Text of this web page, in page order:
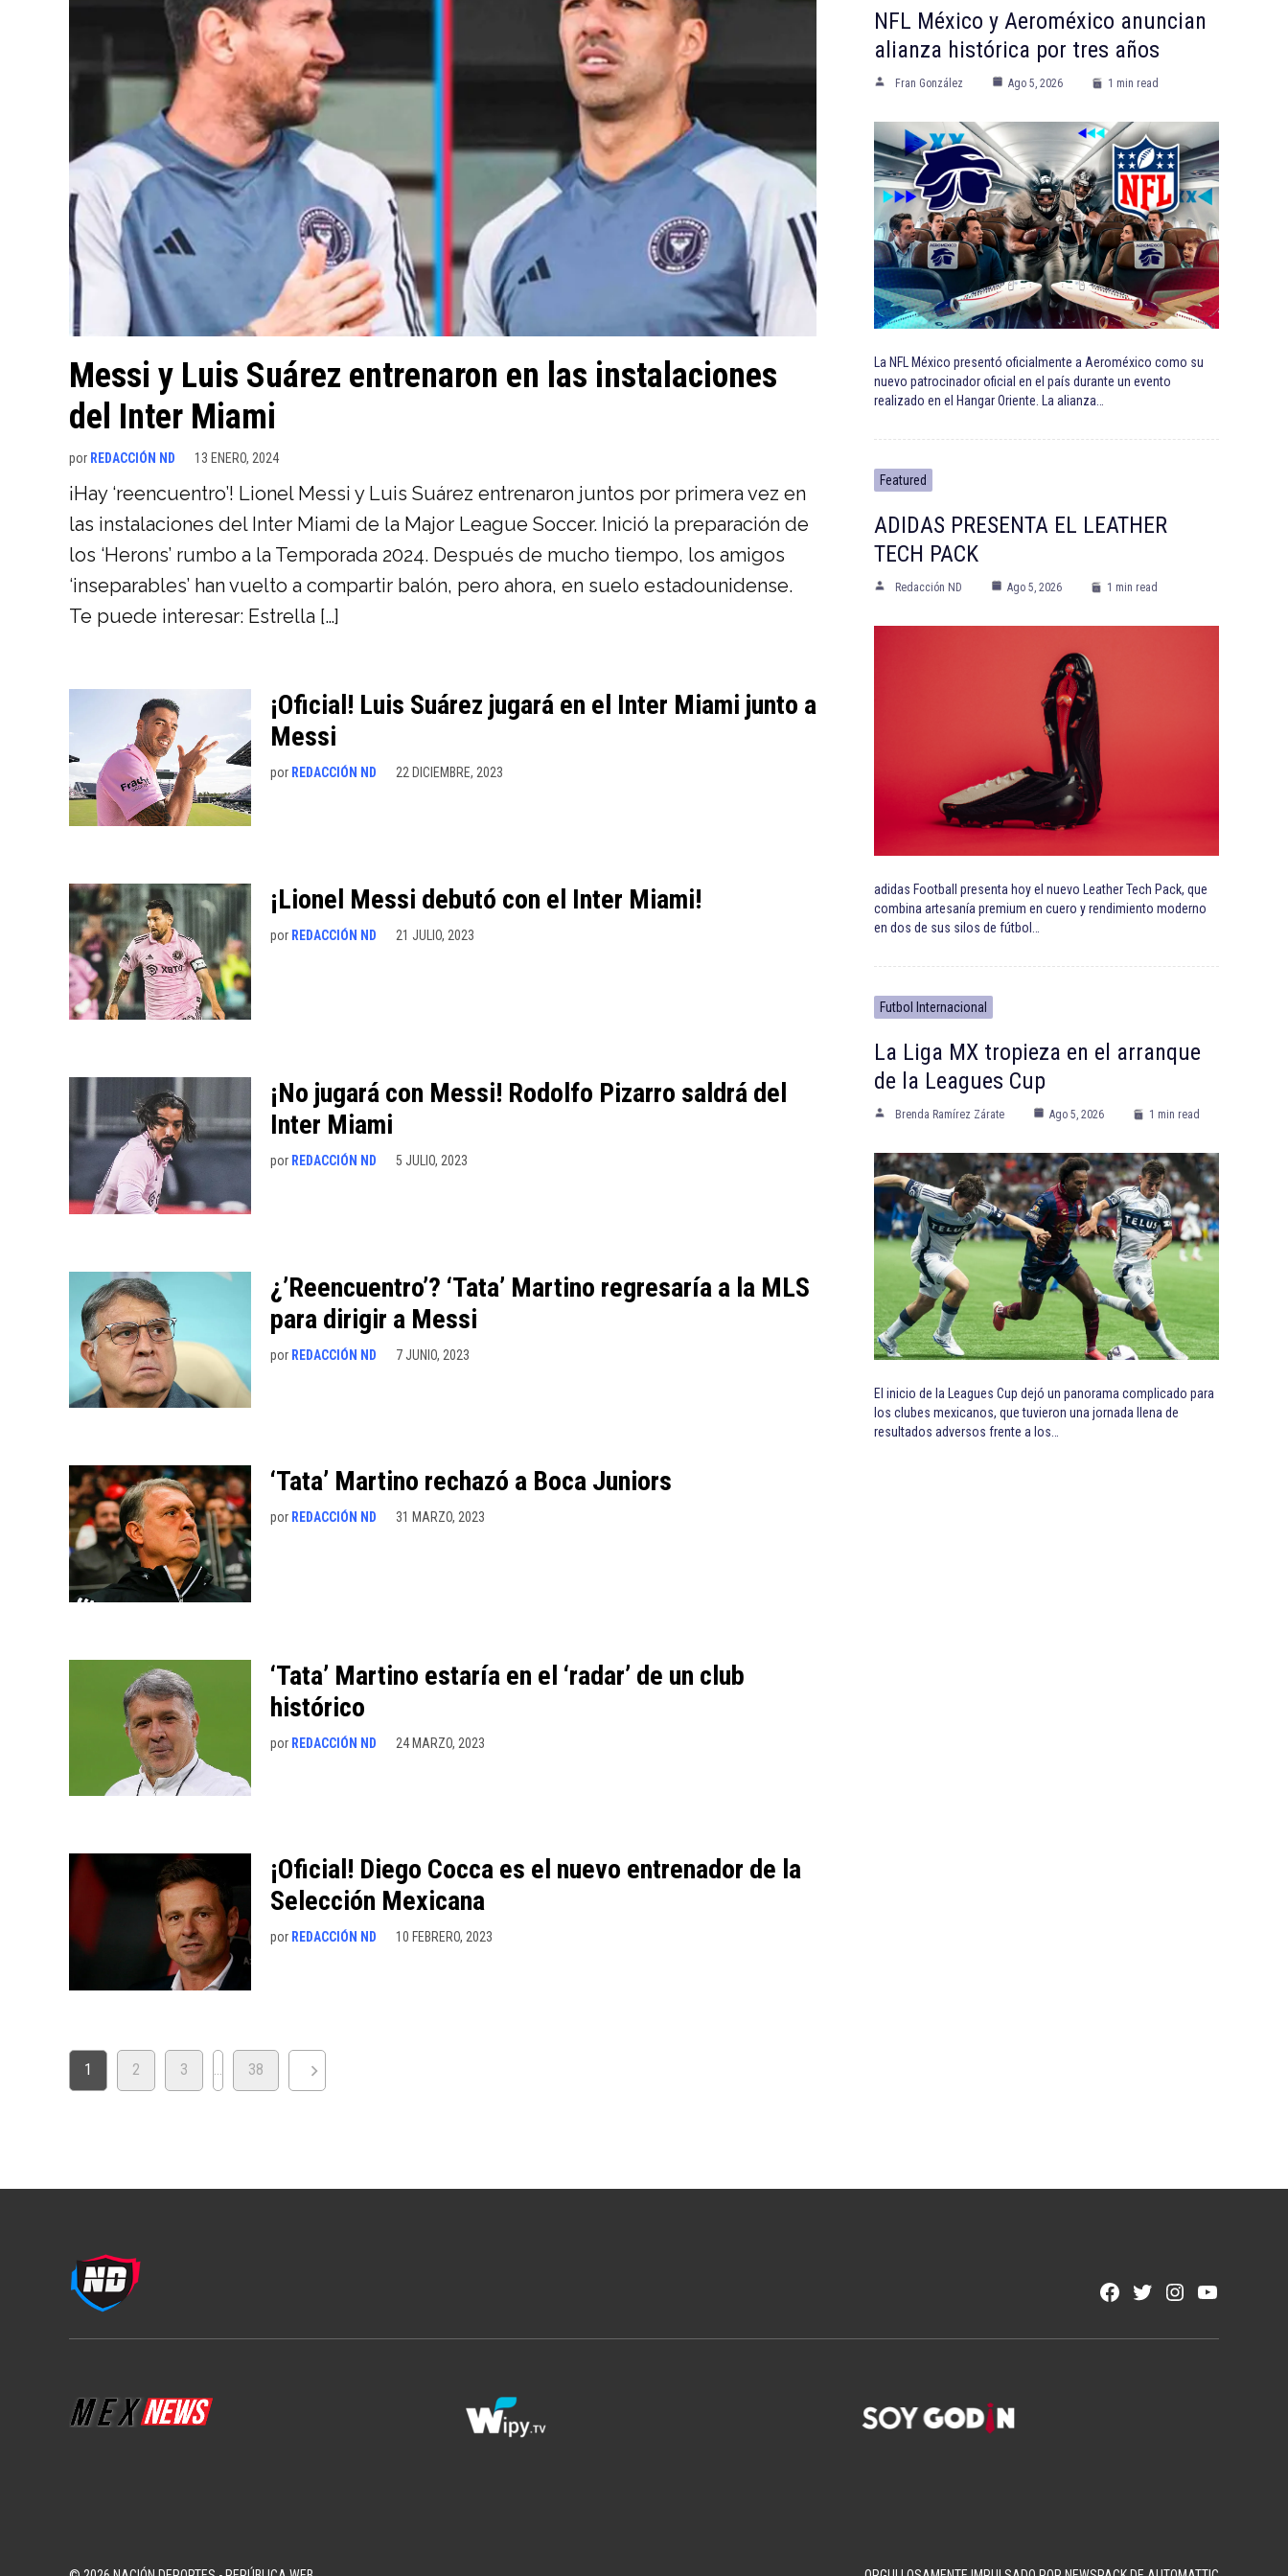
Messi y Luis Suárez entrenaron en las instalaciones
del Inter Miami
por REDACCIÓN ND 13 ENERO, 2024
¡Hay ‘reencuentro’! Lionel Messi y Luis Suárez entrenaron juntos por primera vez en
las instalaciones del Inter Miami de la Major League Soccer. Inició la preparación de
los ‘Herons’ rumbo a la Temporada 2024. Después de mucho tiempo, los amigos
‘inseparables’ han vuelto a compartir balón, pero ahora, en suelo estadounidense.
Te puede interesar: Estrella […]
¡Oficial! Luis Suárez jugará en el Inter Miami junto a
Messi
por REDACCIÓN ND 22 DICIEMBRE, 2023
¡Lionel Messi debutó con el Inter Miami!
por REDACCIÓN ND 21 JULIO, 2023
¡No jugará con Messi! Rodolfo Pizarro saldrá del
Inter Miami
por REDACCIÓN ND 5 JULIO, 2023
¿’Reencuentro’? ‘Tata’ Martino regresaría a la MLS
para dirigir a Messi
por REDACCIÓN ND 7 JUNIO, 2023
‘Tata’ Martino rechazó a Boca Juniors
por REDACCIÓN ND 31 MARZO, 2023
‘Tata’ Martino estaría en el ‘radar’ de un club
histórico
por REDACCIÓN ND 24 MARZO, 2023
¡Oficial! Diego Cocca es el nuevo entrenador de la
Selección Mexicana
por REDACCIÓN ND 10 FEBRERO, 2023
PAGINACIÓN
DE
1 2 3 38
NFL México y Aeroméxico anuncian
alianza histórica por tres años
Fran González Ago 5, 2026 1 min read
La NFL México presentó oficialmente a Aeroméxico como su
nuevo patrocinador oficial en el país durante un evento
realizado en el Hangar Oriente. La alianza…
Featured
ADIDAS PRESENTA EL LEATHER
TECH PACK
Redacción ND Ago 5, 2026 1 min read
adidas Football presenta hoy el nuevo Leather Tech Pack, que
combina artesanía premium en cuero y rendimiento moderno
en dos de sus silos de fútbol…
Futbol Internacional
La Liga MX tropieza en el arranque
de la Leagues Cup
Brenda Ramírez Zárate Ago 5, 2026 1 min read
El inicio de la Leagues Cup dejó un panorama complicado para
los clubes mexicanos, que tuvieron una jornada llena de
resultados adversos frente a los…
Facebook
TwitterInstagram
YouTube